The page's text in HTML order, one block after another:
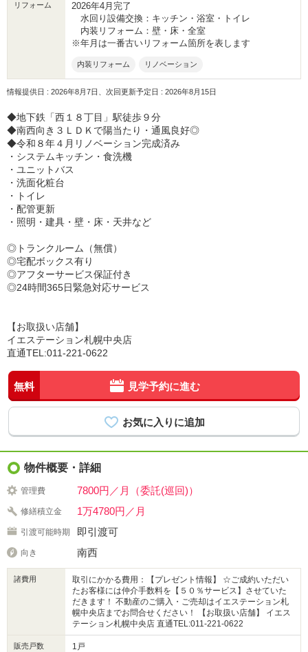
リフォーム
2026年4月完了
水回り設備交換：キッチン・浴室・トイレ
内装リフォーム：壁・床・全室
※年月は一番古いリフォーム箇所を表します
内装リフォーム リノベーション
情報提供日 : 2026年8月7日、次回更新予定日 : 2026年8月15日
◆地下鉄「西１８丁目」駅徒歩９分
◆南西向き３ＬＤＫで陽当たり・通風良好◎
◆令和８年４月リノベーション完成済み
・システムキッチン・食洗機
・ユニットバス
・洗面化粧台
・トイレ
・配管更新
・照明・建具・壁・床・天井など
◎トランクルーム（無償）
◎宅配ボックス有り
◎アフターサービス保証付き
◎24時間365日緊急対応サービス
【お取扱い店舗】
イエステーション札幌中央店
直通TEL:011-221-0622
無料 見学予約に進む
物件概要・詳細
管理費 7800円／月（委託(巡回)）
修繕積立金 1万4780円／月
引渡可能時期 即引渡可
向き 南西
諸費用
取引にかかる費用：【プレゼント情報】 ☆ご成約いただい
たお客様には仲介手数料を【５０％サービス】させていた
だきます！ 不動産のご購入・ご売却はイエステーション札
幌中央店までお問合せください！ 【お取扱い店舗】 イエス
テーション札幌中央店 直通TEL:011-221-0622
販売戸数 1戸